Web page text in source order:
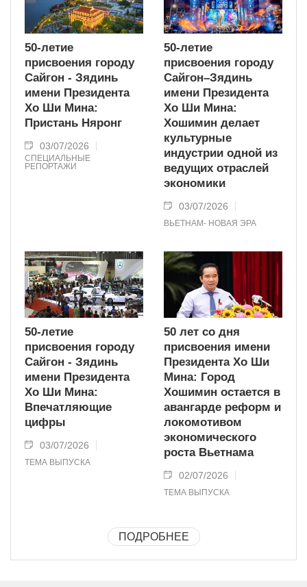
50-летие
присвоения городу
Сайгон - Зядинь
имени Президента
Хо Ши Мина:
Пристань Няронг
03/07/2026
СПЕЦИАЛЬНЫЕ
РЕПОРТАЖИ
50-летие
присвоения городу
Сайгон–Зядинь
имени Президента
Хо Ши Мина:
Хошимин делает
культурные
индустрии одной из
ведущих отраслей
экономики
03/07/2026
ВЬЕТНАМ- НОВАЯ ЭРА
50-летие
присвоения городу
Сайгон - Зядинь
имени Президента
Хо Ши Мина:
Впечатляющие
цифры
03/07/2026
ТЕМА ВЫПУСКА
50 лет со дня
присвоения имени
Президента Хо Ши
Мина: Город
Хошимин остается в
авангарде реформ и
локомотивом
экономического
роста Вьетнама
02/07/2026
ТЕМА ВЫПУСКА
ПОДРОБНЕЕ